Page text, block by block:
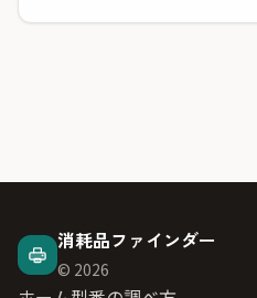
消耗品ファインダー
© 2026